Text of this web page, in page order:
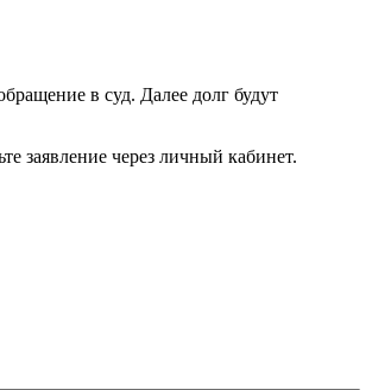
в суд. Далее долг будут
заявление через личный кабинет.